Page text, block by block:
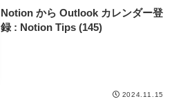
Notion から Outlook カレンダー登
録 : Notion Tips (145)
2024.11.15